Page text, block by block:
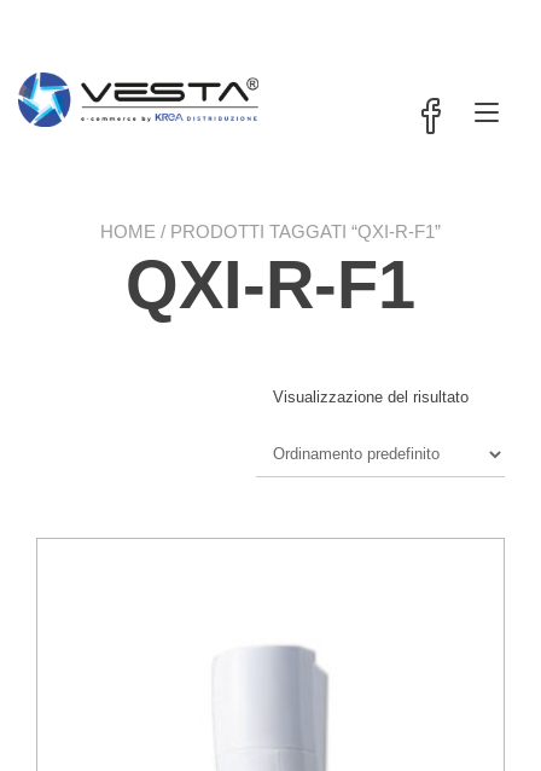
HOME / PRODOTTI TAGGATI “QXI-R-F1”
QXI-R-F1
Visualizzazione del risultato